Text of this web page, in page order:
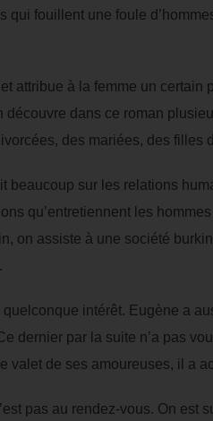
qui fouillent une foule
attribue à la femme un
découvre dans ce roman
des mariées, des filles
beaucoup sur les relations
qu’entretiennent les
on assiste à une société
intérêt. Eugène a
dernier par la suite n’a pas
valet de ses amoureuses, il a
pas au rendez-vous. On est